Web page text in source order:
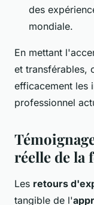
des
mondiale.
En mettant
et transférables,
efficacement les
professionnel
réelle de la
Les retours
tangible de l'